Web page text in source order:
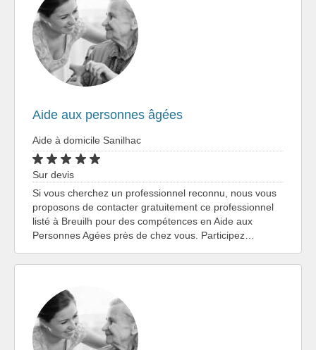
Aide aux personnes âgées
Aide à domicile Sanilhac
Sur devis
Si vous cherchez un professionnel reconnu, nous vous
proposons de contacter gratuitement ce professionnel
listé à Breuilh pour des compétences en Aide aux
Personnes Agées près de chez vous. Participez…